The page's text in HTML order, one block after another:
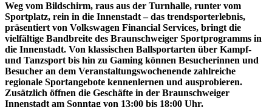
Weg vom Bildschirm, raus aus der Turnhalle, runter vom
Sportplatz, rein in die Innenstadt – das trendsporterlebnis,
präsentiert von Volkswagen Financial Services, bringt die
vielfältige Bandbreite des Braunschweiger Sportprogramms in
die Innenstadt. Von klassischen Ballsportarten über Kampf-
und Tanzsport bis hin zu Gaming können Besucherinnen und
Besucher an dem Veranstaltungswochenende zahlreiche
regionale Sportangebote kennenlernen und ausprobieren.
Zusätzlich öffnen die Geschäfte in der Braunschweiger
Innenstadt am Sonntag von 13:00 bis 18:00 Uhr.